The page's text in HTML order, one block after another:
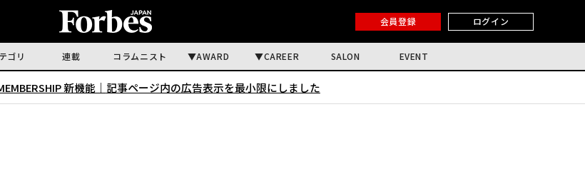
会員登録 ログイン
ゴリ 連載 コラムニスト AWARD CAREER SALON EVENT
新機能｜ 記事ページ内の広告表示を最小限にしました